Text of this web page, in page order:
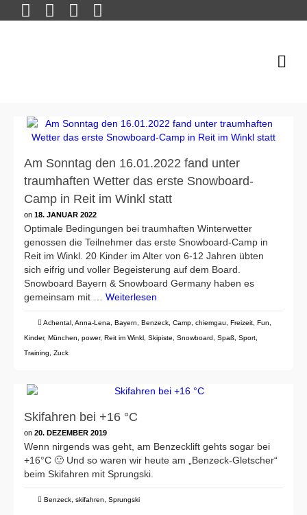
Am Sonntag den 16.01.2022 fand unter
traumhaften Wetter das erste Snowboard-
Camp in Reit im Winkl statt
on 18. JANUAR 2022
Optimale Bedingungen bei traumhaften Winterwetter
genossen die Teilnehmer das erste Snowboard-Camp in
Reit im Winkl. 20 Kinder im Alter von 6-12 Jahren übten
sich eifrig und voller Begeisterung auf dem Board.
Snowboard Bayern & Snowboard Germany haben es
gemeinsam mit … Weiterlesen
Achental Anna-Lena Bayern Benzeck Camp chiemgau Freizeit Fun
Kinder, München power, Reit im Winkl Skipiste Snowboard Spaß Sport
Training
Zuck
Skifahren bei +16 °C
on 20. DEZEMBER 2019
Wenn nirgends was geht, am Benzecklift gehts sogar bei
+16°C 🙂 Und so waren wir heute am „Benzeck-Gletscher“
beim Skifahren mit Sprungski.
Benzeck skifahren Sprungski